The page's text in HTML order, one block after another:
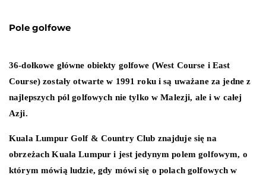
Pole golfowe
36-dołkowe główne obiekty golfowe (West Course i East
Course) zostały otwarte w 1991 roku i są uważane za jedne z
najlepszych pól golfowych nie tylko w Malezji, ale i w całej
Azji.
Kuala Lumpur Golf & Country Club znajduje się na
obrzeżach Kuala Lumpur i jest jedynym polem golfowym, o
którym mówią ludzie, gdy mówi się o polach golfowych w